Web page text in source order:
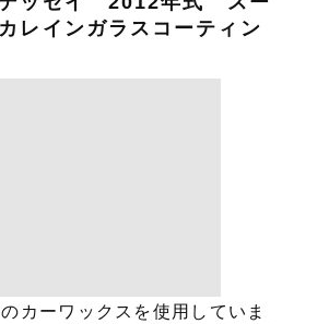
レインガラスコーティン
カーワックスを使用していま